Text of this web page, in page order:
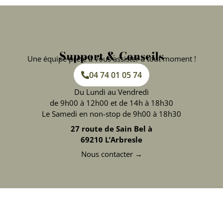
Support & Conseils
Une équipe prête à vous assister à tout moment !
04 74 01 05 74
Du Lundi au Vendredi
de 9h00 à 12h00 et de 14h à 18h30
Le Samedi en non-stop de 9h00 à 18h30
27 route de Sain Bel à
69210 L’Arbresle
Nous contacter →